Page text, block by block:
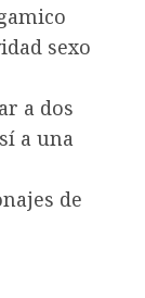
sexo
a dos
a una
de